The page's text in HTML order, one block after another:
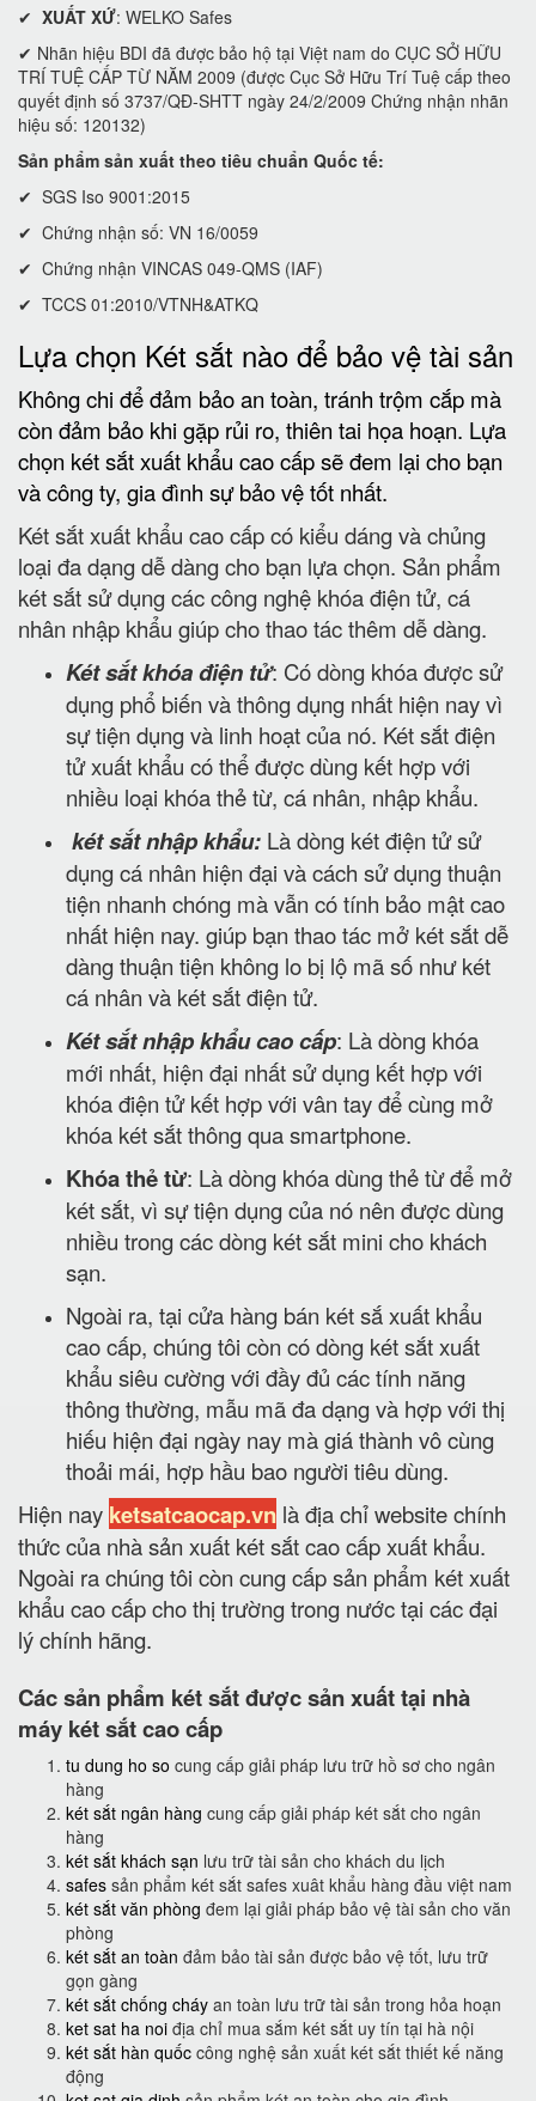
✔ XUẤT XỨ: WELKO Safes
✔ Nhãn hiệu BDI đã được bảo hộ tại Việt nam do CỤC SỞ HỮU
TRÍ TUỆ CẤP TỪ NĂM 2009 (được Cục Sở Hữu Trí Tuệ cấp theo
quyết định số 3737/QĐ-SHTT ngày 24/2/2009 Chứng nhận nhãn
hiệu số: 120132)
Sản phẩm sản xuất theo tiêu chuẩn Quốc tế:
✔ SGS Iso 9001:2015
✔ Chứng nhận số: VN 16/0059
✔ Chứng nhận VINCAS 049-QMS (IAF)
✔ TCCS 01:2010/VTNH&ATKQ
Lựa chọn Két sắt nào để bảo vệ tài sản
Không chi để đảm bảo an toàn, tránh trộm cắp mà
còn đảm bảo khi gặp rủi ro, thiên tai họa hoạn. Lựa
chọn két sắt xuất khẩu cao cấp sẽ đem lại cho bạn
và công ty, gia đình sự bảo vệ tốt nhất.
Két sắt xuất khẩu cao cấp có kiểu dáng và chủng
loại đa dạng dễ dàng cho bạn lựa chọn. Sản phẩm
két sắt sử dụng các công nghệ khóa điện tử, cá
nhân nhập khẩu giúp cho thao tác thêm dễ dàng.
Két sắt khóa điện tử: Có dòng khóa được sử
dụng phổ biến và thông dụng nhất hiện nay vì
sự tiện dụng và linh hoạt của nó. Két sắt điện
tử xuất khẩu có thể được dùng kết hợp với
nhiều loại khóa thẻ từ, cá nhân, nhập khẩu.
két sắt nhập khẩu: Là dòng két điện tử sử
dụng cá nhân hiện đại và cách sử dụng thuận
tiện nhanh chóng mà vẫn có tính bảo mật cao
nhất hiện nay. giúp bạn thao tác mở két sắt dễ
dàng thuận tiện không lo bị lộ mã số như két
cá nhân và két sắt điện tử.
Két sắt nhập khẩu cao cấp: Là dòng khóa
mới nhất, hiện đại nhất sử dụng kết hợp với
khóa điện tử kết hợp với vân tay để cùng mở
khóa két sắt thông qua smartphone.
Khóa thẻ từ: Là dòng khóa dùng thẻ từ để mở
két sắt, vì sự tiện dụng của nó nên được dùng
nhiều trong các dòng két sắt mini cho khách
sạn.
Ngoài ra, tại cửa hàng bán két sắ xuất khẩu
cao cấp, chúng tôi còn có dòng két sắt xuất
khẩu siêu cường với đầy đủ các tính năng
thông thường, mẫu mã đa dạng và hợp với thị
hiếu hiện đại ngày nay mà giá thành vô cùng
thoải mái, hợp hầu bao người tiêu dùng.
Hiện nay ketsatcaocap.vn là địa chỉ website chính
thức của nhà sản xuất két sắt cao cấp xuất khẩu.
Ngoài ra chúng tôi còn cung cấp sản phẩm két xuất
khẩu cao cấp cho thị trường trong nước tại các đại
lý chính hãng.
Các sản phẩm két sắt được sản xuất tại nhà
máy két sắt cao cấp
tu dung ho so cung cấp giải pháp lưu trữ hồ sơ cho ngân
hàng
két sắt ngân hàng cung cấp giải pháp két sắt cho ngân
hàng
két sắt khách sạn lưu trữ tài sản cho khách du lịch
safes sản phẩm két sắt safes xuât khẩu hàng đầu việt nam
két sắt văn phòng đem lại giải pháp bảo vệ tài sản cho văn
phòng
két sắt an toàn đảm bảo tài sản được bảo vệ tốt, lưu trữ
gọn gàng
két sắt chống cháy an toàn lưu trữ tài sản trong hỏa hoạn
ket sat ha noi địa chỉ mua sắm két sắt uy tín tại hà nội
két sắt hàn quốc công nghệ sản xuất két sắt thiết kế năng
động